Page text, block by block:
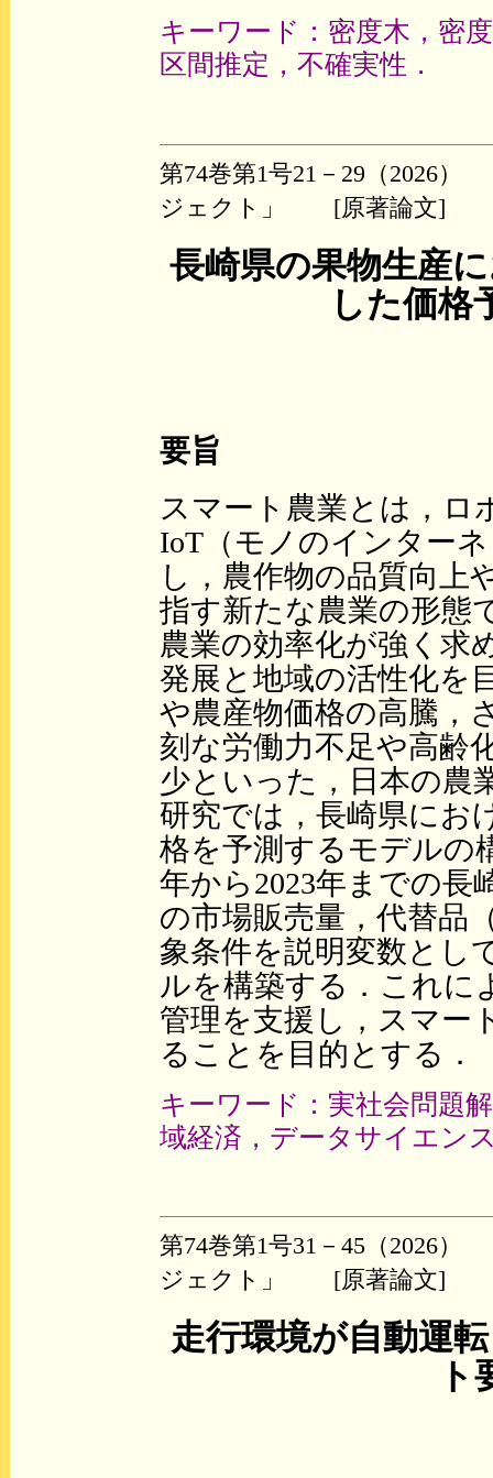
キーワード：密度木，密
区間推定，不確実性．
第74巻第1号21－29（2026
ジェクト」 [原著論文]
長崎県の果物生産
した価格
要旨
スマート農業とは，ロ
IoT（モノのインター
し，農作物の品質向上
指す新たな農業の形態
農業の効率化が強く求
発展と地域の活性化を
や農産物価格の高騰，
刻な労働力不足や高齢
少といった，日本の農
研究では，長崎県にお
格を予測するモデルの
年から2023年までの長
の市場販売量，代替品
象条件を説明変数とし
ルを構築する．これに
管理を支援し，スマー
ることを目的とする．
キーワード：実社会問題
域経済，データサイエン
第74巻第1号31－45（2026
ジェクト」 [原著論文]
走行環境が自動運